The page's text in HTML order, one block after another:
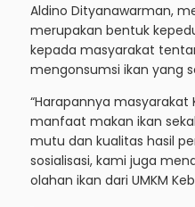
Aldino Dityanawarman,
merupakan bentuk
kepada masyarakat
mengonsumsi ikan yang
“Harapannya
manfaat makan ikan
mutu dan kualitas hasil
sosialisasi, kami juga
olahan ikan dari UMKM